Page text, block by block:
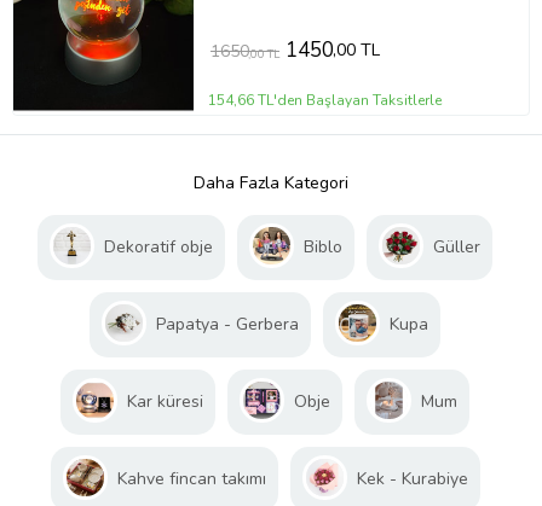
1650,00 TL 1450,00 TL
154,66 TL'den Başlayan Taksitlerle
Daha Fazla Kategori
Dekoratif obje Biblo Güller
Papatya - Gerbera Kupa
Kar küresi Obje Mum
Kahve fincan takımı Kek - Kurabiye